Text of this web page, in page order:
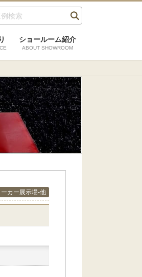
ショールーム紹介
ABOUT SHOWROOM
カー展示場-他